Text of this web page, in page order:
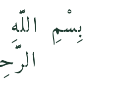
بِسْمِ